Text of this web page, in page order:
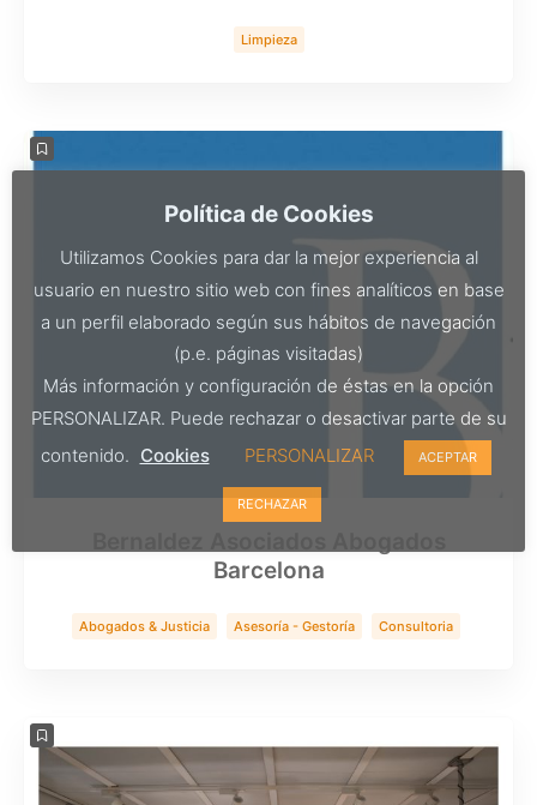
Limpieza
Barcelona
Abogados & Justicia Asesoría - Gestoría
Consultoria
Política de Cookies
Utilizamos Cookies para dar la mejor experiencia al
usuario en nuestro sitio web con fines analíticos en base
a un perfil elaborado según sus hábitos de navegación
(p.e. páginas visitadas)
Más información y configuración de éstas en la opción
PERSONALIZAR. Puede rechazar o desactivar parte de su
contenido. Cookies PERSONALIZAR ACEPTAR
RECHAZAR